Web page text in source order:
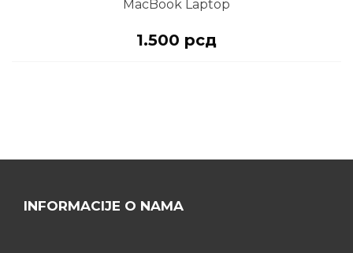
MacBook Laptop
1.500 рсд
INFORMACIJE O NAMA